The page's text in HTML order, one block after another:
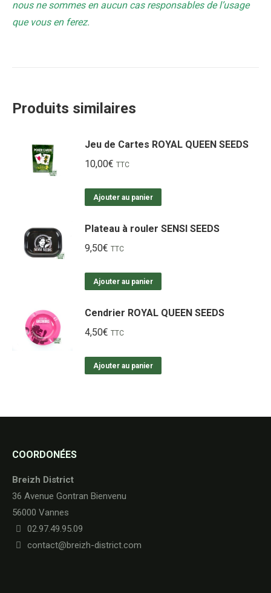
nous ne sommes en aucun cas responsables de l’usage
que vous en ferez.
Produits similaires
Jeu de Cartes ROYAL QUEEN SEEDS
10,00€ TTC
Ajouter au panier
Plateau à rouler SENSI SEEDS
9,50€ TTC
Ajouter au panier
Cendrier ROYAL QUEEN SEEDS
4,50€ TTC
Ajouter au panier
COORDONÉES
Breizh District
36 Avenue Gontran Bienvenu
56000 Vannes
02.97.49.95.09
contact@breizh-district.com